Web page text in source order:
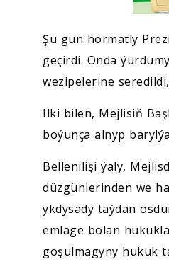
Şu gün hormatly
geçirdi. Onda
wezipelerine
Ilki bilen, Mejlisiň
boýunça alnyp
Bellenilişi ýaly,
düzgünlerinden we
ykdysady taýdan
emläge bolan
goşulmagyny hukuk